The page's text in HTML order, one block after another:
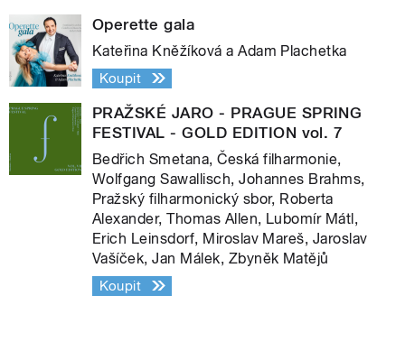
Operette gala
Kateřina Kněžíková a Adam Plachetka
Koupit
PRAŽSKÉ JARO - PRAGUE SPRING
FESTIVAL - GOLD EDITION vol. 7
Bedřich Smetana, Česká filharmonie,
Wolfgang Sawallisch, Johannes Brahms,
Pražský filharmonický sbor, Roberta
Alexander, Thomas Allen, Lubomír Mátl,
Erich Leinsdorf, Miroslav Mareš, Jaroslav
Vašíček, Jan Málek, Zbyněk Matějů
Koupit